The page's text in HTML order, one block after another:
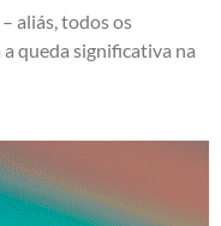
aliás, todos os
queda significativa na